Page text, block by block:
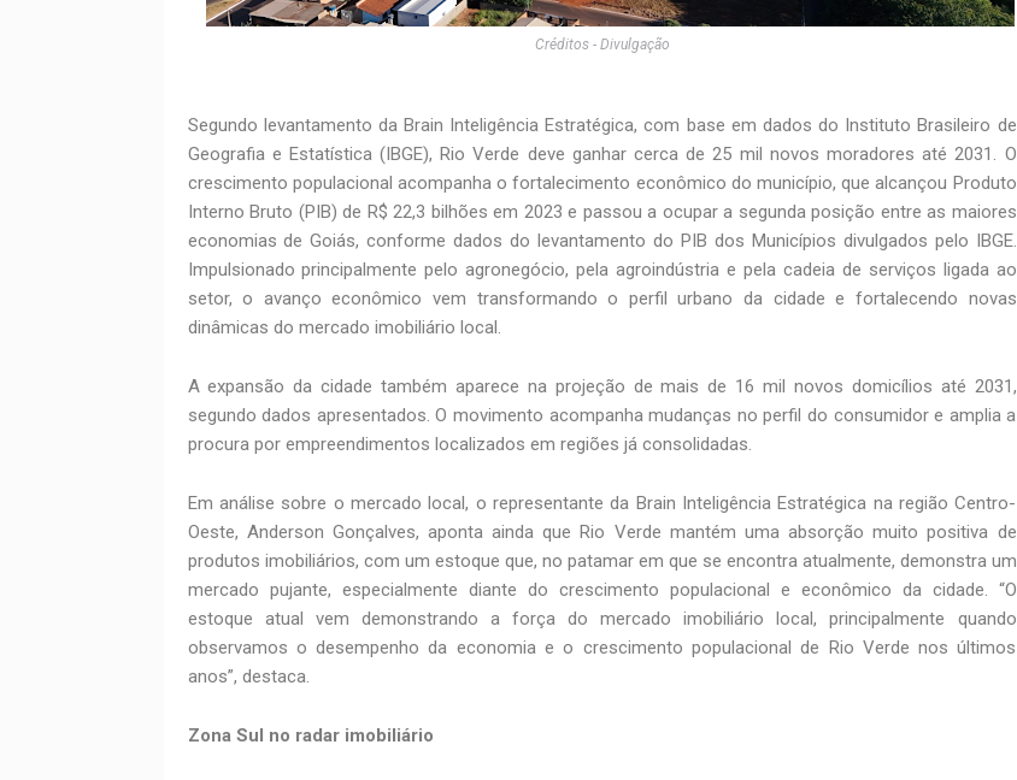
Créditos - Divulgação
Segundo levantamento da Brain Inteligência Estratégica, com base em dados do Instituto Brasileiro de
Geografia e Estatística (IBGE), Rio Verde deve ganhar cerca de 25 mil novos moradores até 2031. O
crescimento populacional acompanha o fortalecimento econômico do município, que alcançou Produto
Interno Bruto (PIB) de R$ 22,3 bilhões em 2023 e passou a ocupar a segunda posição entre as maiores
economias de Goiás, conforme dados do levantamento do PIB dos Municípios divulgados pelo IBGE.
Impulsionado principalmente pelo agronegócio, pela agroindústria e pela cadeia de serviços ligada ao
setor, o avanço econômico vem transformando o perfil urbano da cidade e fortalecendo novas
dinâmicas do mercado imobiliário local.
A expansão da cidade também aparece na projeção de mais de 16 mil novos domicílios até 2031,
segundo dados apresentados. O movimento acompanha mudanças no perfil do consumidor e amplia a
procura por empreendimentos localizados em regiões já consolidadas.
Em análise sobre o mercado local, o representante da Brain Inteligência Estratégica na região Centro-
Oeste, Anderson Gonçalves, aponta ainda que Rio Verde mantém uma absorção muito positiva de
produtos imobiliários, com um estoque que, no patamar em que se encontra atualmente, demonstra um
mercado pujante, especialmente diante do crescimento populacional e econômico da cidade. “O
estoque atual vem demonstrando a força do mercado imobiliário local, principalmente quando
observamos o desempenho da economia e o crescimento populacional de Rio Verde nos últimos
anos”, destaca.
Zona Sul no radar imobiliário